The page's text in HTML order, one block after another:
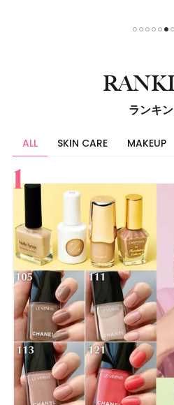
ランキ
ALL SKIN CARE MAKEUP
すべて
スキンケア
メイク
ボディケア
美活
ヘア
ライフスタイル
ビューティーズ